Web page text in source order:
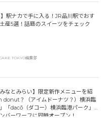
】駅ナカで手に入る！JR品川駅でおす
産5選！話題のスイーツをチェック
編集部
みなとみらい】限定新作メニューを紹
donut？（アイムドーナツ？）横浜臨
「dacō（ダコー）横浜臨港パーク」
バーワーフに同時オープン！